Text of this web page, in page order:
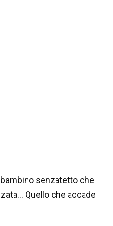
senzatetto che
Quello che accade